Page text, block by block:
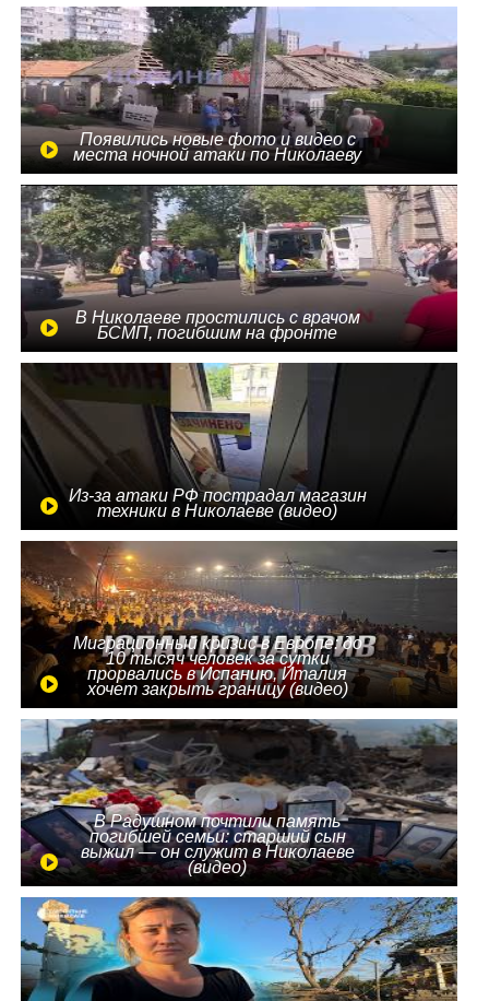
Появились новые фото и видео с
места ночной атаки по Николаеву
В Николаеве простились с врачом
БСМП, погибшим на фронте
Из-за атаки РФ пострадал магазин
техники в Николаеве (видео)
Миграционный кризис в Европе: до
10 тысяч человек за сутки
прорвались в Испанию, Италия
хочет закрыть границу (видео)
В Радушном почтили память
погибшей семьи: старший сын
выжил — он служит в Николаеве
(видео)